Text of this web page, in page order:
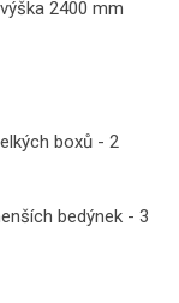
2400 mm
boxů - 2
bedýnek - 3